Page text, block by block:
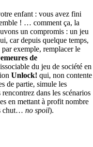
enfant : vous avez fini
! … comment ça, la
un compromis : un jeu
car depuis quelque temps,
exemple, remplacer le
de
du jeu de société en
Unlock! qui, non contente
de partie, simule les
dans les scénarios
en mettant à profit nombre
chut… no spoil).